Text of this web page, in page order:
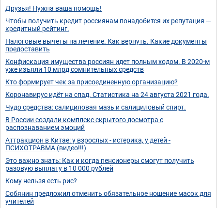
Друзья! Нужна ваша помощь!
Чтобы получить кредит россиянам понадобится их репутация —
кредитный рейтинг.
Налоговые вычеты на лечение. Как вернуть. Какие документы
предоставить
Конфискация имущества россиян идет полным ходом. В 2020-м
уже изъяли 10 млрд сомнительных средств
Кто формирует чек за присоединенную организацию?
Коронавирус идёт на спад. Статистика на 24 августа 2021 года.
Чудо средства: салициловая мазь и салициловый спирт.
В России создали комплекс скрытого досмотра с
распознаванием эмоций
Аттракцион в Китае: у взрослых - истерика, у детей -
ПСИХОТРАВМА (видео!!!)
Это важно знать: Как и когда пенсионеры смогут получить
разовую выплату в 10 000 рублей
Кому нельзя есть рис?
Собянин предложил отменить обязательное ношение масок для
учителей